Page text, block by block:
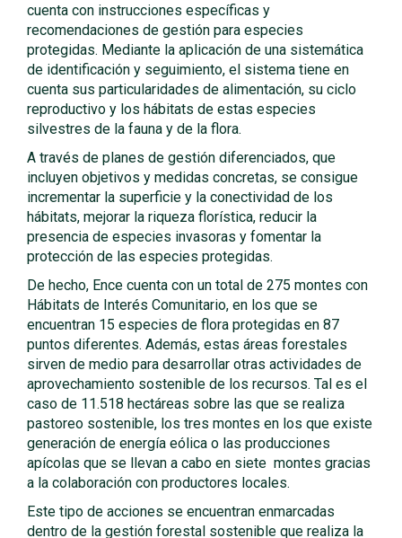
cuenta con instrucciones específicas y
recomendaciones de gestión para especies
protegidas. Mediante la aplicación de una sistemática
de identificación y seguimiento, el sistema tiene en
cuenta sus particularidades de alimentación, su ciclo
reproductivo y los hábitats de estas especies
silvestres de la fauna y de la flora.
A través de planes de gestión diferenciados, que
incluyen objetivos y medidas concretas, se consigue
incrementar la superficie y la conectividad de los
hábitats, mejorar la riqueza florística, reducir la
presencia de especies invasoras y fomentar la
protección de las especies protegidas.
De hecho, Ence cuenta con un total de 275 montes con
Hábitats de Interés Comunitario, en los que se
encuentran 15 especies de flora protegidas en 87
puntos diferentes. Además, estas áreas forestales
sirven de medio para desarrollar otras actividades de
aprovechamiento sostenible de los recursos. Tal es el
caso de 11.518 hectáreas sobre las que se realiza
pastoreo sostenible, los tres montes en los que existe
generación de energía eólica o las producciones
apícolas que se llevan a cabo en siete montes gracias
a la colaboración con productores locales.
Este tipo de acciones se encuentran enmarcadas
dentro de la gestión forestal sostenible que realiza la